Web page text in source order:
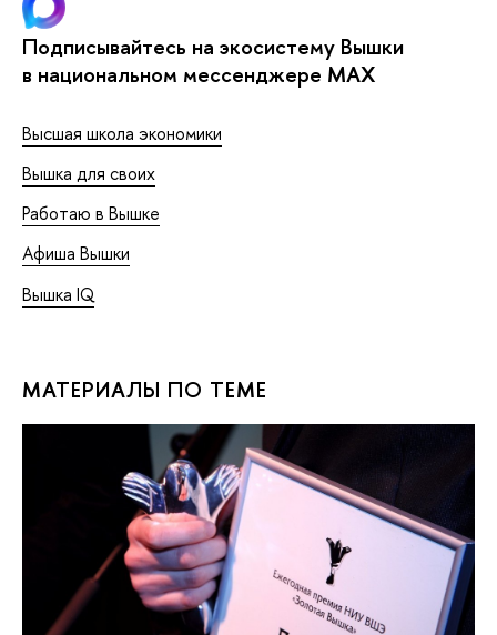
Подписывайтесь на экосистему Вышки
в национальном мессенджере MAX
Высшая школа экономики
Вышка для своих
Работаю в Вышке
Афиша Вышки
Вышка IQ
МАТЕРИАЛЫ ПО ТЕМЕ